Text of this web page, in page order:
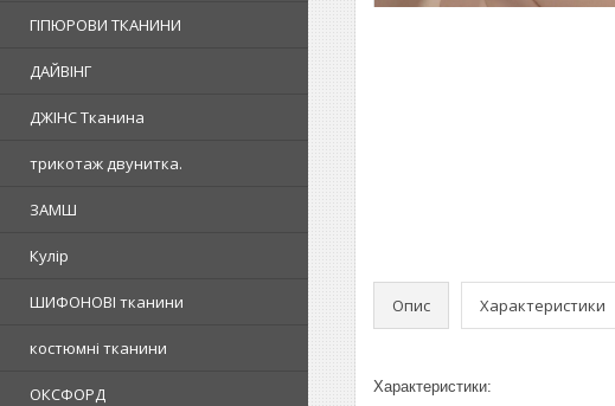
ГІПЮРОВИ ТКАНИНИ
ДАЙВІНГ
ДЖІНС Тканина
трикотаж двунитка.
ЗАМШ
Кулір
ШИФОНОВІ тканини
костюмні тканини
ОКСФОРД
Опис Характеристики
Характеристики: